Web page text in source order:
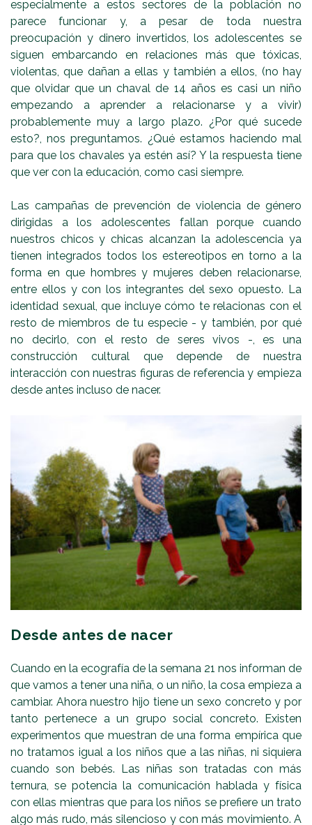
especialmente a estos sectores de la población no
parece funcionar y, a pesar de toda nuestra
preocupación y dinero invertidos, los adolescentes se
siguen embarcando en relaciones más que tóxicas,
violentas, que dañan a ellas y también a ellos, (no hay
que olvidar que un chaval de 14 años es casi un niño
empezando a aprender a relacionarse y a vivir)
probablemente muy a largo plazo. ¿Por qué sucede
esto?, nos preguntamos. ¿Qué estamos haciendo mal
para que los chavales ya estén así? Y la respuesta tiene
que ver con la educación, como casi siempre.
Las campañas de prevención de violencia de género
dirigidas a los adolescentes fallan porque cuando
nuestros chicos y chicas alcanzan la adolescencia ya
tienen integrados todos los estereotipos en torno a la
forma en que hombres y mujeres deben relacionarse,
entre ellos y con los integrantes del sexo opuesto. La
identidad sexual, que incluye cómo te relacionas con el
resto de miembros de tu especie - y también, por qué
no decirlo, con el resto de seres vivos -, es una
construcción cultural que depende de nuestra
interacción con nuestras figuras de referencia y empieza
desde antes incluso de nacer.
Desde antes de nacer
Cuando en la ecografía de la semana 21 nos informan de
que vamos a tener una niña, o un niño, la cosa empieza a
cambiar. Ahora nuestro hijo tiene un sexo concreto y por
tanto pertenece a un grupo social concreto. Existen
experimentos que muestran de una forma empírica que
no tratamos igual a los niños que a las niñas, ni siquiera
cuando son bebés. Las niñas son tratadas con más
ternura, se potencia la comunicación hablada y física
con ellas mientras que para los niños se prefiere un trato
algo más rudo, más silencioso y con más movimiento. A